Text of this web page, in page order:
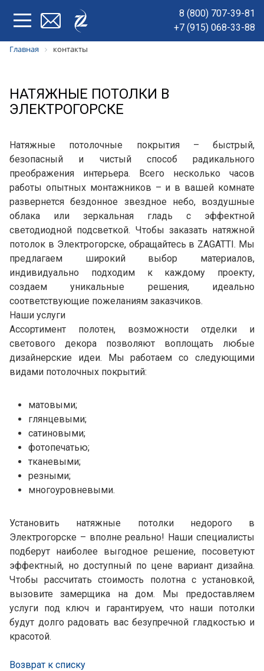
8 (800) 707-39-81
+7 (915) 068-33-88
Главная контакты
НАТЯЖНЫЕ ПОТОЛКИ В
ЭЛЕКТРОГОРСКЕ
Натяжные потолочные покрытия – быстрый,
безопасный и чистый способ радикального
преображения интерьера. Всего несколько часов
работы опытных монтажников – и в вашей комнате
развернется бездонное звездное небо, воздушные
облака или зеркальная гладь с эффектной
светодиодной подсветкой. Чтобы заказать натяжной
потолок в Электрогорске, обращайтесь в ZAGATTI. Мы
предлагаем широкий выбор материалов,
индивидуально подходим к каждому проекту,
создаем уникальные решения, идеально
соответствующие пожеланиям заказчиков.
Наши услуги
Ассортимент полотен, возможности отделки и
светового декора позволяют воплощать любые
дизайнерские идеи. Мы работаем со следующими
видами потолочных покрытий:
матовыми;
глянцевыми;
сатиновыми;
фотопечатью;
тканевыми;
резными;
многоуровневыми.
Установить натяжные потолки недорого в
Электрогорске – вполне реально! Наши специалисты
подберут наиболее выгодное решение, посоветуют
эффектный, но доступный по цене вариант дизайна.
Чтобы рассчитать стоимость полотна с установкой,
вызовите замерщика на дом. Мы предоставляем
услуги под ключ и гарантируем, что наши потолки
будут долго радовать вас безупречной гладкостью и
красотой.
Возврат к списку